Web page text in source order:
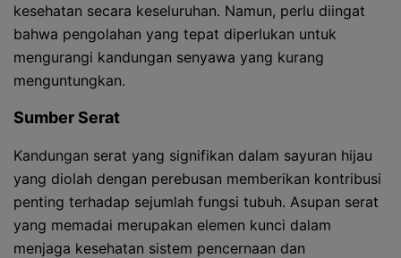
kesehatan secara keseluruhan. Namun, perlu diingat
bahwa pengolahan yang tepat diperlukan untuk
mengurangi kandungan senyawa yang kurang
menguntungkan.
Sumber Serat
Kandungan serat yang signifikan dalam sayuran hijau
yang diolah dengan perebusan memberikan kontribusi
penting terhadap sejumlah fungsi tubuh. Asupan serat
yang memadai merupakan elemen kunci dalam
menjaga kesehatan sistem pencernaan dan